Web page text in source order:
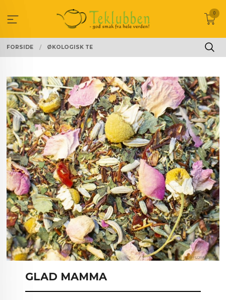
innholdet
0
FORSIDE ØKOLOGISK TE
GLAD MAMMA